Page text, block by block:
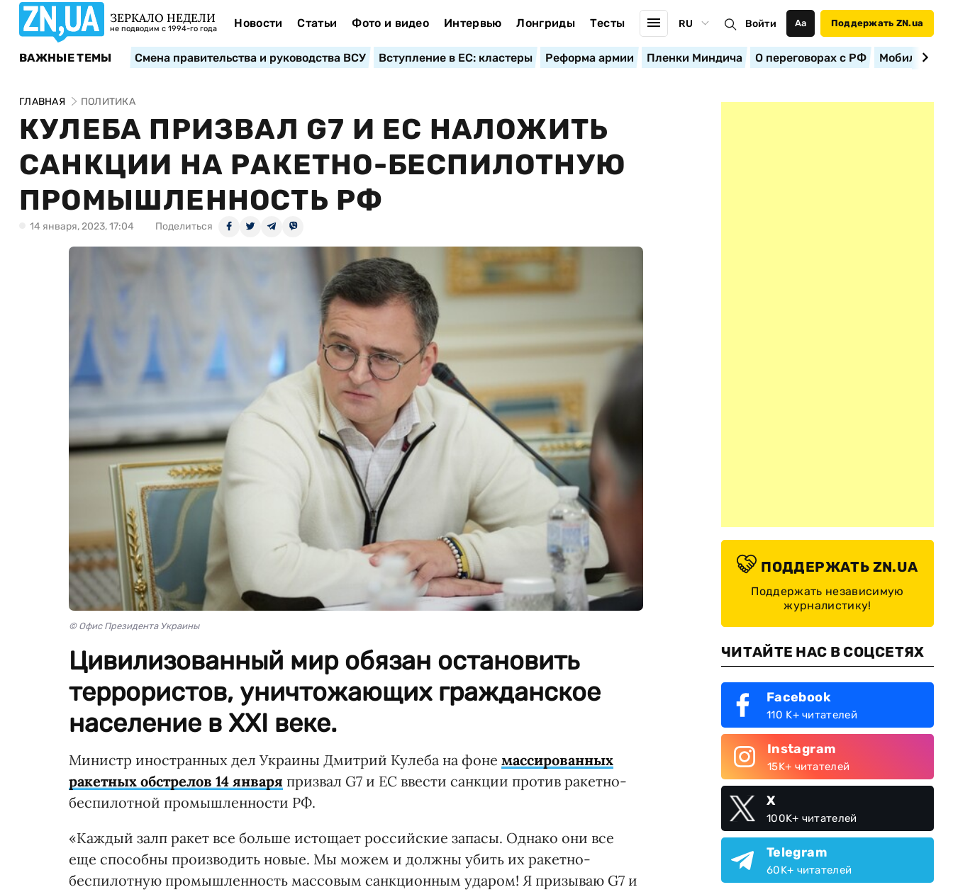
ЗЕРКАЛО НЕДЕЛИ
не подводим с 1994-го года Новости Статьи Фото и видео Интервью Лонгриды Тесты RU Войти Аа Поддержать ZN.ua
ВАЖНЫЕ ТЕМЫ Смена правительства и руководства ВСУ Вступление в ЕС: кластеры Реформа армии Пленки Миндича О переговорах с РФ
ГЛАВНАЯ ПОЛИТИКА
КУЛЕБА ПРИЗВАЛ G7 И ЕС НАЛОЖИТЬ
САНКЦИИ НА РАКЕТНО-БЕСПИЛОТНУЮ
ПРОМЫШЛЕННОСТЬ РФ
14 января, 2023, 17:04 Поделиться
© Офис Президента Украины
Цивилизованный мир обязан остановить
террористов, уничтожающих гражданское
население в XXI веке.
Министр иностранных дел Украины Дмитрий Кулеба на фоне массированных
ракетных обстрелов 14 января призвал G7 и ЕС ввести санкции против ракетно-
беспилотной промышленности РФ.
«Каждый залп ракет все больше истощает российские запасы. Однако они все
еще способны производить новые. Мы можем и должны убить их ракетно-
беспилотную промышленность массовым санкционным ударом! Я призываю G7 и
ПОДДЕРЖАТЬ ZN.UA
Поддержать независимую
журналистику!
ЧИТАЙТЕ НАС В СОЦСЕТЯХ
Facebook
110 K+ читателей
Instagram
15K+ читателей
X
100K+ читателей
Telegram
60K+ читателей